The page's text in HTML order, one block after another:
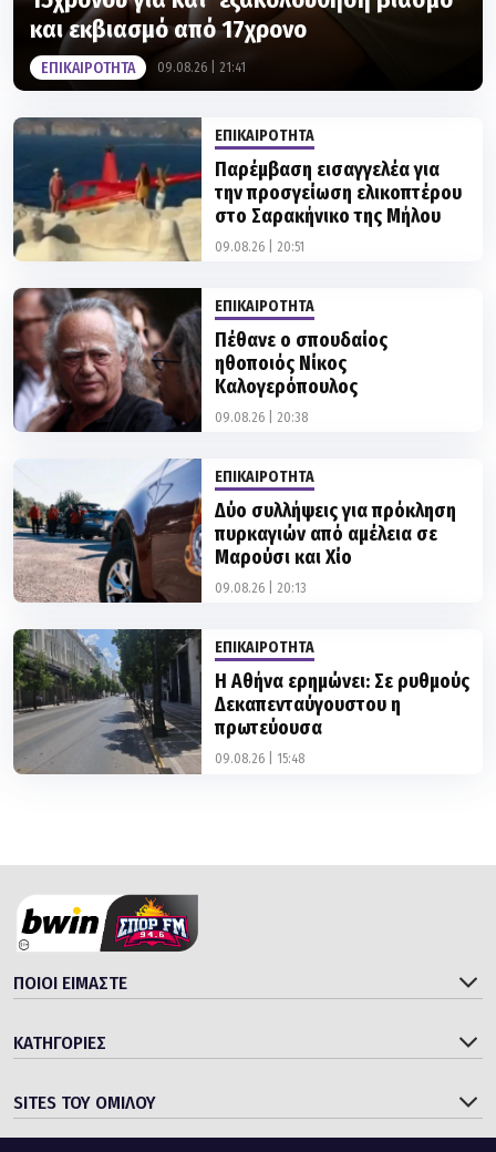
ΕΠΙΚΑΙΡΟΤΗΤΑ 09.08.26 | 21:41
ΕΠΙΚΑΙΡΟΤΗΤΑ
την προσγείωση ελικοπτέρου
στο Σαρακήνικο της Μήλου
09.08.26 | 20:51
ΕΠΙΚΑΙΡΟΤΗΤΑ
ηθοποιός Νίκος
Καλογερόπουλος
09.08.26 | 20:38
ΕΠΙΚΑΙΡΟΤΗΤΑ
πυρκαγιών από αμέλεια σε
Μαρούσι και Χίο
09.08.26 | 20:13
ΕΠΙΚΑΙΡΟΤΗΤΑ
Δεκαπενταύγουστου η
πρωτεύουσα
09.08.26 | 15:48
ΠΟΙΟΙ ΕΙΜΑΣΤΕ
ΚΑΤΗΓΟΡΙΕΣ
SITES ΤΟΥ ΟΜΙΛΟΥ
© 2006 - 2026 bwinΣΠΟΡ FM 94.6